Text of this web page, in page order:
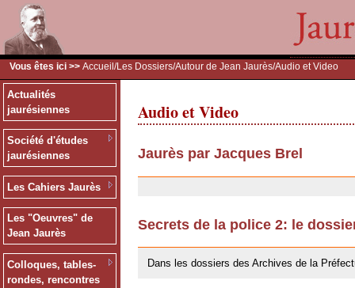
Vous êtes ici >> Accueil /Les Dossiers/Autour de Jean Jaurès/Audio et Video
Actualités
jaurésiennes
Société d'études
jaurésiennes
Les Cahiers Jaurès
Les "Oeuvres" de
Jean Jaurès
Colloques, tables-
rondes, rencontres
Audio et Video
Jaurès par Jacques Brel
Secrets de la police 2: le
Dans les dossiers des Archives de la